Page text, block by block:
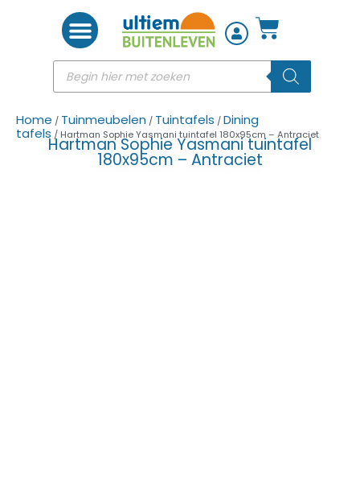
Home / Tuinmeubelen / Tuintafels /Dining
tafels / Hartman Sophie Yasmani tuintafel 180x95cm – Antraciet
Hartman Sophie Yasmani tuintafel
180x95cm – Antraciet